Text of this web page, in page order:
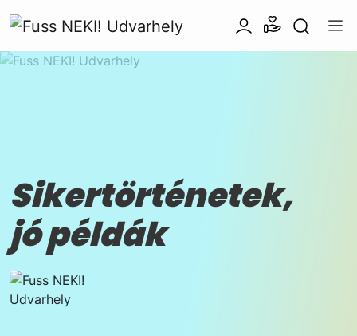
Sikertörténetek,
jó példák